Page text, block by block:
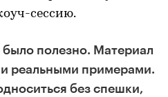
сессию.
было полезно. Материал
реальными примерами.
без спешки,